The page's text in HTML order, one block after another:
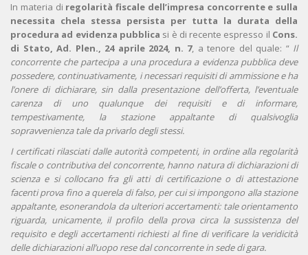
In materia di regolarità fiscale dell’impresa concorrente e sulla
necessita chela stessa persista per tutta la durata della
procedura ad evidenza pubblica si è di recente espresso il Cons.
di Stato, Ad. Plen., 24 aprile 2024, n. 7, a tenore del quale: “ Il
concorrente che partecipa a una procedura a evidenza pubblica deve
possedere, continuativamente, i necessari requisiti di ammissione e ha
l’onere di dichiarare, sin dalla presentazione dell’offerta, l’eventuale
carenza di uno qualunque dei requisiti e di informare,
tempestivamente, la stazione appaltante di qualsivoglia
sopravvenienza tale da privarlo degli stessi.
I certificati rilasciati dalle autorità competenti, in ordine alla regolarità
fiscale o contributiva del concorrente, hanno natura di dichiarazioni di
scienza e si collocano fra gli atti di certificazione o di attestazione
facenti prova fino a querela di falso, per cui si impongono alla stazione
appaltante, esonerandola da ulteriori accertamenti: tale orientamento
riguarda, unicamente, il profilo della prova circa la sussistenza del
requisito e degli accertamenti richiesti al fine di verificare la veridicità
delle dichiarazioni all’uopo rese dal concorrente in sede di gara.